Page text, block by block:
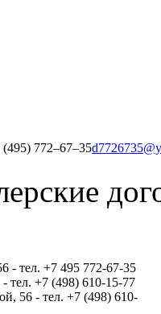
772‒67‒35
- тел. +7 495 772-67-35
тел. +7 (498) 610-15-77
56 - тел. +7 (498) 610-